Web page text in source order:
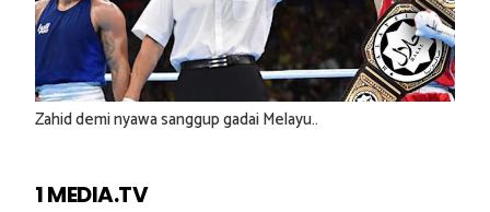
Zahid demi nyawa sanggup gadai Melayu..
1 MEDIA.TV